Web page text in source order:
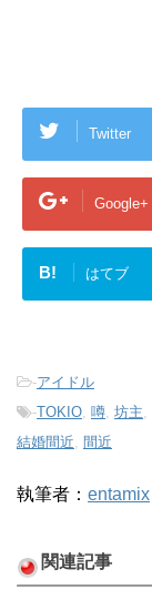
Twitter
Google+
B! はてブ
-アイドル
-TOKIO 噂 坊主
結婚間近 間近
執筆者： entamix
関連記事